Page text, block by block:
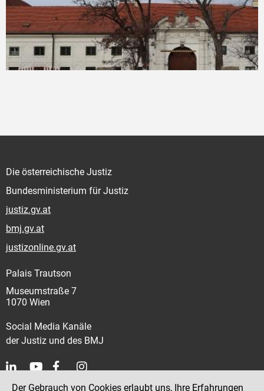
Die österreichische Justiz
Bundesministerium für Justiz
justiz.gv.at
bmj.gv.at
justizonline.gv.at
Palais Trautson
Museumstraße 7
1070 Wien
Social Media Kanäle
der Justiz und des BMJ
Der Gebrauch von Cookies erlaubt uns, Ihre Erfahrungen